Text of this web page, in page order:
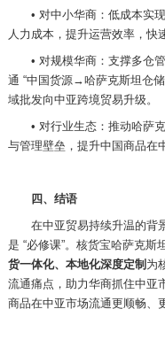
• 对中小华商：低成本实
人力成本，提升运营效率，快
• 对规模华商：支撑多仓
通 “中国货源→哈萨克斯坦仓
域批发向中亚跨境贸易升级。
• 对行业生态：推动哈萨
与管理壁垒，提升中国商品在
四、结语
在中亚贸易持续升温的背
是 “必修课”。核货宝哈萨克斯
货一体化、本地化深度定制 为
流通痛点，助力华商抓住中亚
商品在中亚市场流通更顺畅、